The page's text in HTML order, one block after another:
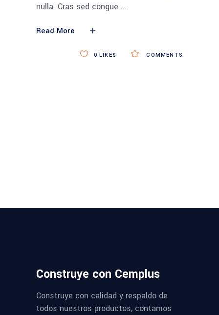
nulla. Cras sed congue
Read More
COMMENTS
0 LIKES
Construye con Cemplus
Construye con calidad y respaldo de
todos nuestros productos, contamos